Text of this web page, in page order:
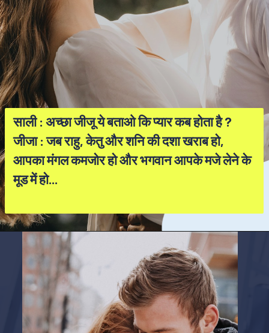
साली : अच्छा जीजू ये बताओ कि प्यार कब होता है ?
जीजा : जब राहु, केतु और शनि की दशा खराब हो,
आपका मंगल कमजोर हो और भगवान आपके मजे लेने के
मूड में हो...